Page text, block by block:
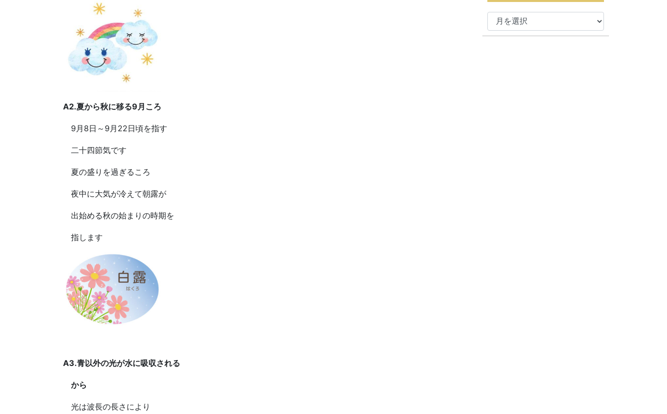
A2.夏から秋に移る9月ころ
9月8日～9月22日頃を指す
二十四節気です
夏の盛りを過ぎるころ
夜中に大気が冷えて朝露が
出始める秋の始まりの時期を
指します
A3.青以外の光が水に吸収される
から
光は波長の長さにより